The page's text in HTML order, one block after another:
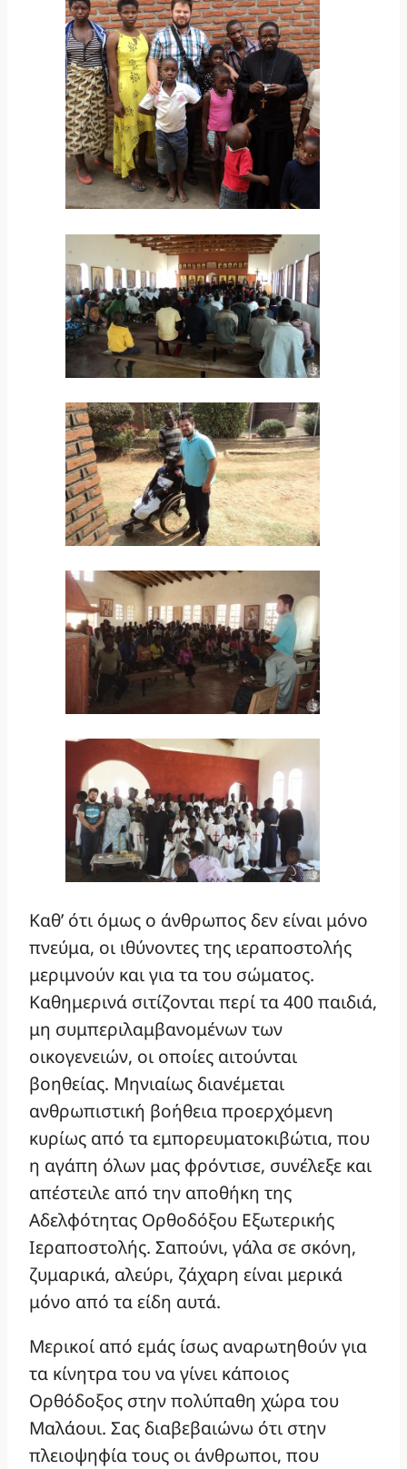
Καθ’ ότι όμως ο άνθρωπος δεν είναι μόνο
πνεύμα, οι ιθύνοντες της ιεραποστολής
μεριμνούν και για τα του σώματος.
Καθημερινά σιτίζονται περί τα 400 παιδιά,
μη συμπεριλαμβανομένων των
οικογενειών, οι οποίες αιτούνται
βοηθείας. Μηνιαίως διανέμεται
ανθρωπιστική βοήθεια προερχόμενη
κυρίως από τα εμπορευματοκιβώτια, που
η αγάπη όλων μας φρόντισε, συνέλεξε και
απέστειλε από την αποθήκη της
Αδελφότητας Ορθοδόξου Εξωτερικής
Ιεραποστολής. Σαπούνι, γάλα σε σκόνη,
ζυμαρικά, αλεύρι, ζάχαρη είναι μερικά
μόνο από τα είδη αυτά.
Μερικοί από εμάς ίσως αναρωτηθούν για
τα κίνητρα του να γίνει κάποιος
Ορθόδοξος στην πολύπαθη χώρα του
Μαλάουι. Σας διαβεβαιώνω ότι στην
πλειοψηφία τους οι άνθρωποι, που